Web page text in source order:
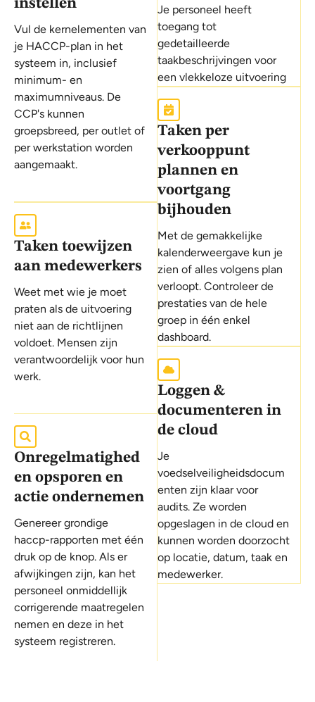
instellen
Vul de kernelementen van
je HACCP-plan in het
systeem in, inclusief
minimum- en
maximumniveaus. De
CCP's kunnen
groepsbreed, per outlet of
per werkstation worden
aangemaakt.
Taken toewijzen
aan medewerkers
Weet met wie je moet
praten als de uitvoering
niet aan de richtlijnen
voldoet. Mensen zijn
verantwoordelijk voor hun
werk.
Onregelmatighed
en opsporen en
actie ondernemen
Genereer grondige
haccp-rapporten met één
druk op de knop. Als er
afwijkingen zijn, kan het
personeel onmiddellijk
corrigerende maatregelen
nemen en deze in het
systeem registreren.
Je personeel heeft
toegang tot
gedetailleerde
taakbeschrijvingen voor
een vlekkeloze uitvoering
Taken per
verkooppunt
plannen en
voortgang
bijhouden
Met de gemakkelijke
kalenderweergave kun je
zien of alles volgens plan
verloopt. Controleer de
prestaties van de hele
groep in één enkel
dashboard.
Loggen &
documenteren in
de cloud
Je
voedselveiligheidsdocum
enten zijn klaar voor
audits. Ze worden
opgeslagen in de cloud en
kunnen worden doorzocht
op locatie, datum, taak en
medewerker.